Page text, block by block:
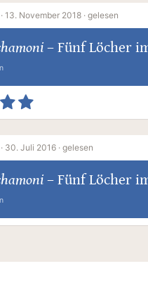
· 13. November 2018 · gelesen
– Fünf Löcher
· 30. Juli 2016 · gelesen
– Fünf Löcher